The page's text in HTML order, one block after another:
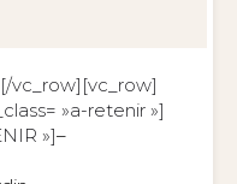
vc_row][vc_row]
»a-retenir »]
»]–